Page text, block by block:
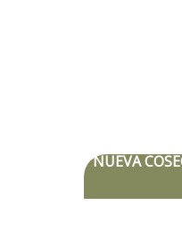
NUEVA